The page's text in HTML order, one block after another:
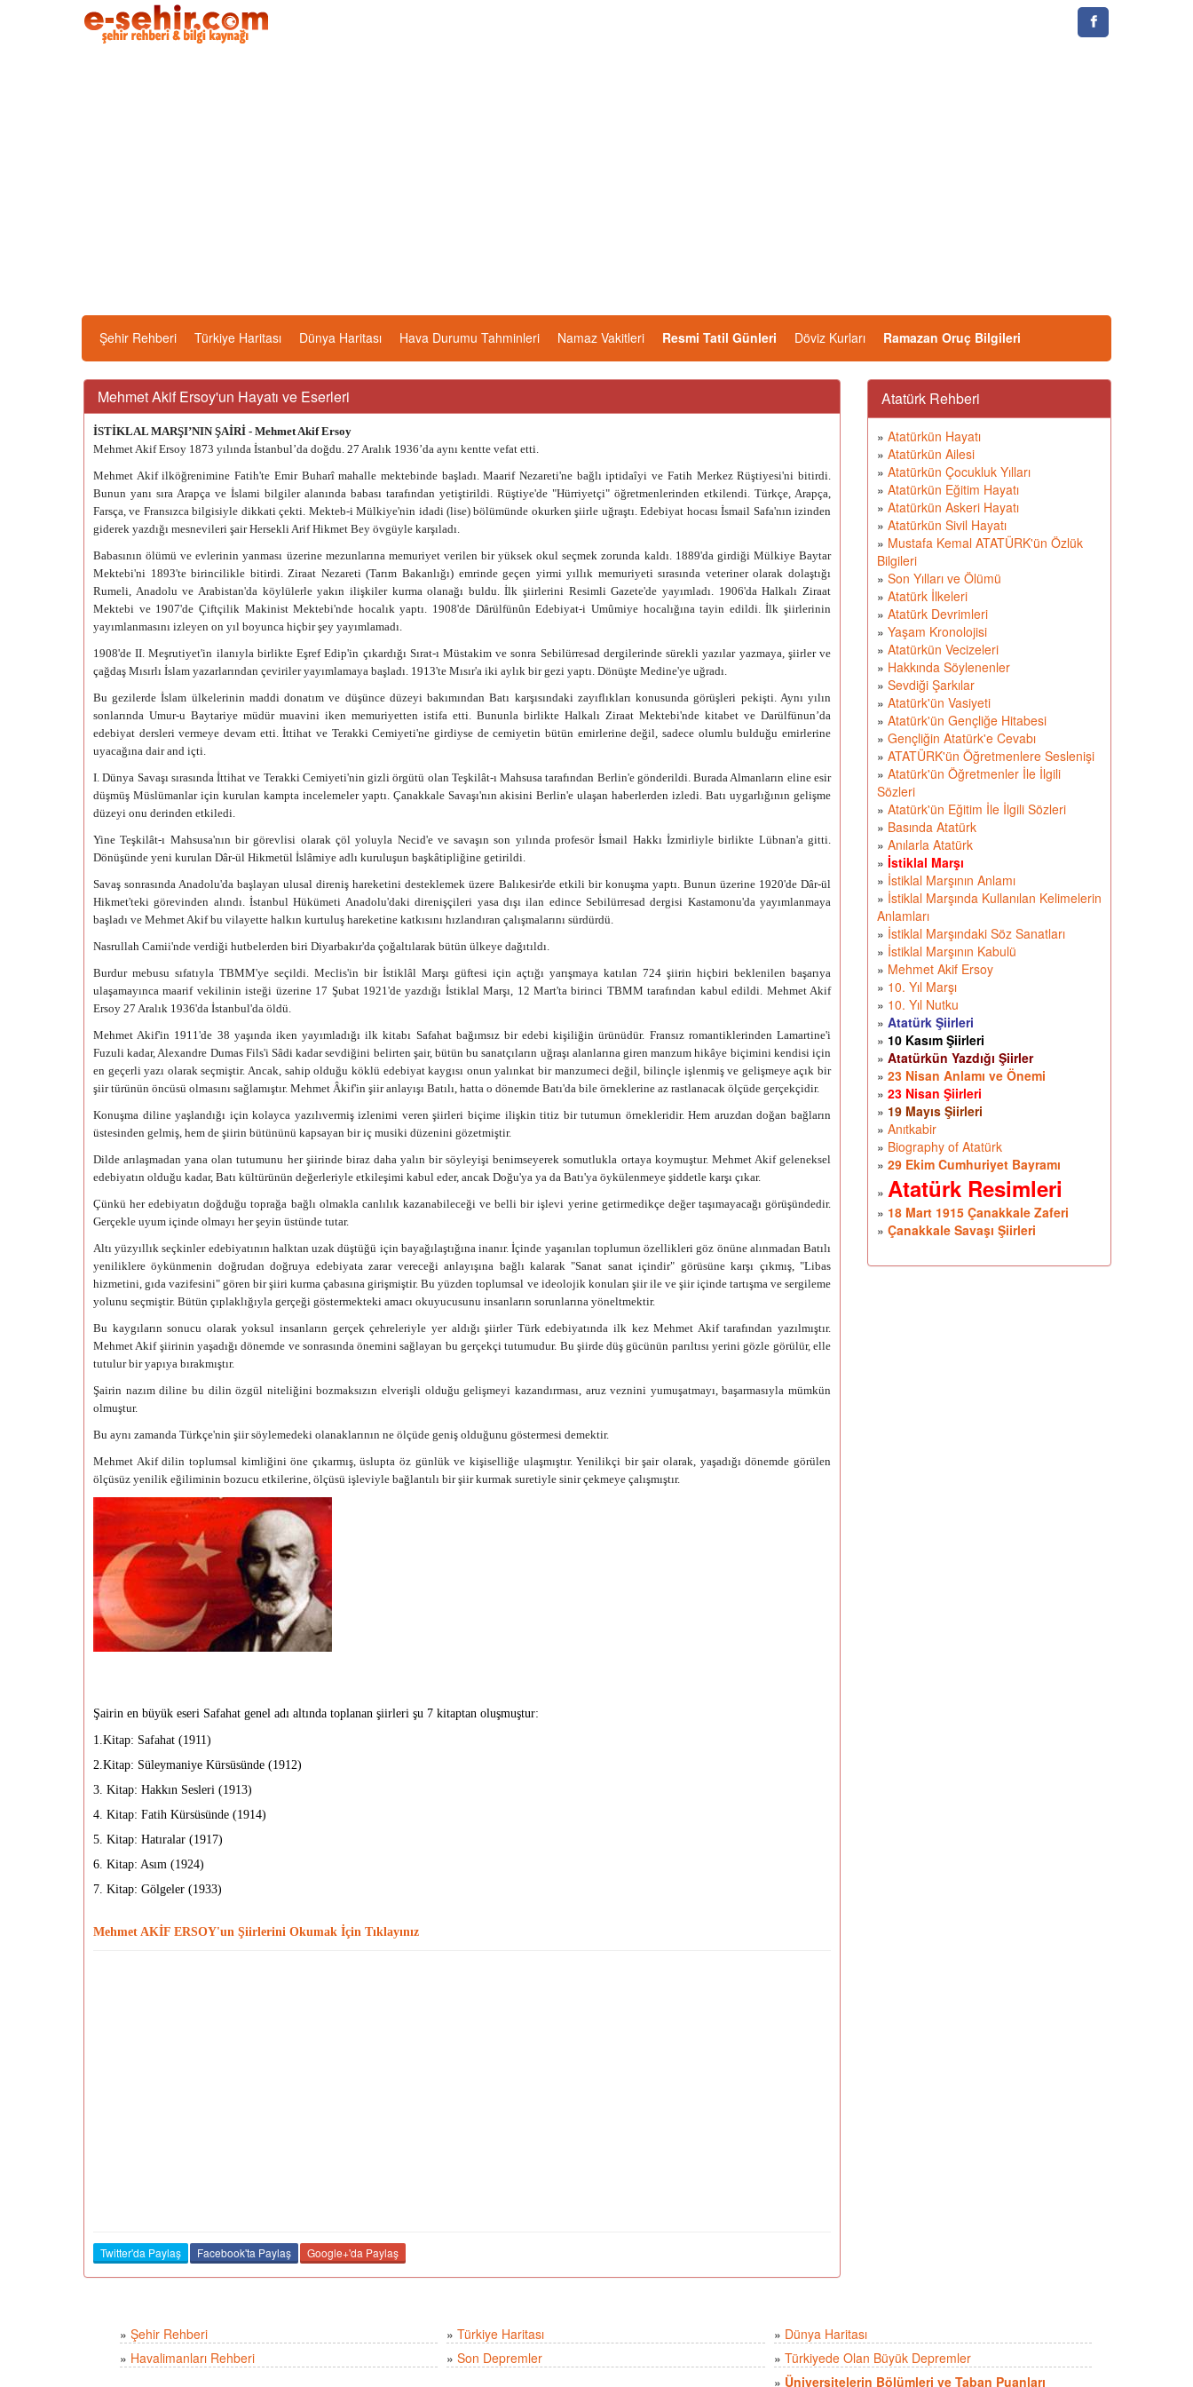
Şehir Rehberi Türkiye Haritası Dünya Haritası Hava Durumu Tahminleri Namaz Vakitleri Resmi Tatil Günleri Döviz Kurları Ramazan Oruç Bilgileri
Mehmet Akif Ersoy'un Hayatı ve Eserleri
İSTİKLAL MARŞI’NIN ŞAİRİ - Mehmet Akif Ersoy
Mehmet Akif Ersoy 1873 yılında İstanbul’da doğdu. 27 Aralık 1936’da aynı kentte vefat etti.
Mehmet Akif ilköğrenimine Fatih'te Emir Buharî mahalle mektebinde başladı. Maarif Nezareti'ne bağlı iptidaîyi ve Fatih Merkez Rüştiyesi'ni bitirdi.
Bunun yanı sıra Arapça ve İslami bilgiler alanında babası tarafından yetiştirildi. Rüştiye'de "Hürriyetçi" öğretmenlerinden etkilendi. Türkçe, Arapça,
Farsça, ve Fransızca bilgisiyle dikkati çekti. Mekteb-i Mülkiye'nin idadi (lise) bölümünde okurken şiirle uğraştı. Edebiyat hocası İsmail Safa'nın izinden
giderek yazdığı mesnevileri şair Hersekli Arif Hikmet Bey övgüyle karşıladı.
Babasının ölümü ve evlerinin yanması üzerine mezunlarına memuriyet verilen bir yüksek okul seçmek zorunda kaldı. 1889'da girdiği Mülkiye Baytar
Mektebi'ni 1893'te birincilikle bitirdi. Ziraat Nezareti (Tarım Bakanlığı) emrinde geçen yirmi yıllık memuriyeti sırasında veteriner olarak dolaştığı
Rumeli, Anadolu ve Arabistan'da köylülerle yakın ilişkiler kurma olanağı buldu. İlk şiirlerini Resimli Gazete'de yayımladı. 1906'da Halkalı Ziraat
Mektebi ve 1907'de Çiftçilik Makinist Mektebi'nde hocalık yaptı. 1908'de Dârülfünûn Edebiyat-i Umûmiye hocalığına tayin edildi. İlk şiirlerinin
yayımlanmasını izleyen on yıl boyunca hiçbir şey yayımlamadı.
1908'de II. Meşrutiyet'in ilanıyla birlikte Eşref Edip'in çıkardığı Sırat-ı Müstakim ve sonra Sebilürresad dergilerinde sürekli yazılar yazmaya, şiirler ve
çağdaş Mısırlı İslam yazarlarından çeviriler yayımlamaya başladı. 1913'te Mısır'a iki aylık bir gezi yaptı. Dönüşte Medine'ye uğradı.
Bu gezilerde İslam ülkelerinin maddi donatım ve düşünce düzeyi bakımından Batı karşısındaki zayıflıkları konusunda görüşleri pekişti. Aynı yılın
sonlarında Umur-u Baytariye müdür muavini iken memuriyetten istifa etti. Bununla birlikte Halkalı Ziraat Mektebi'nde kitabet ve Darülfünun’da
edebiyat dersleri vermeye devam etti. İttihat ve Terakki Cemiyeti'ne girdiyse de cemiyetin bütün emirlerine değil, sadece olumlu bulduğu emirlerine
uyacağına dair and içti.
I. Dünya Savaşı sırasında İttihat ve Terakki Cemiyeti'nin gizli örgütü olan Teşkilât-ı Mahsusa tarafından Berlin'e gönderildi. Burada Almanların eline esir
düşmüş Müslümanlar için kurulan kampta incelemeler yaptı. Çanakkale Savaşı'nın akisini Berlin'e ulaşan haberlerden izledi. Batı uygarlığının gelişme
düzeyi onu derinden etkiledi.
Yine Teşkilât-ı Mahsusa'nın bir görevlisi olarak çöl yoluyla Necid'e ve savaşın son yılında profesör İsmail Hakkı İzmirliyle birlikte Lübnan'a gitti.
Dönüşünde yeni kurulan Dâr-ül Hikmetül İslâmiye adlı kuruluşun başkâtipliğine getirildi.
Savaş sonrasında Anadolu'da başlayan ulusal direniş hareketini desteklemek üzere Balıkesir'de etkili bir konuşma yaptı. Bunun üzerine 1920'de Dâr-ül
Hikmet'teki görevinden alındı. İstanbul Hükümeti Anadolu'daki direnişçileri yasa dışı ilan edince Sebilürresad dergisi Kastamonu'da yayımlanmaya
başladı ve Mehmet Akif bu vilayette halkın kurtuluş hareketine katkısını hızlandıran çalışmalarını sürdürdü.
Nasrullah Camii'nde verdiği hutbelerden biri Diyarbakır'da çoğaltılarak bütün ülkeye dağıtıldı.
Burdur mebusu sıfatıyla TBMM'ye seçildi. Meclis'in bir İstiklâl Marşı güftesi için açtığı yarışmaya katılan 724 şiirin hiçbiri beklenilen başarıya
ulaşamayınca maarif vekilinin isteği üzerine 17 Şubat 1921'de yazdığı İstiklal Marşı, 12 Mart'ta birinci TBMM tarafından kabul edildi. Mehmet Akif
Ersoy 27 Aralık 1936'da İstanbul'da öldü.
Mehmet Akif'in 1911'de 38 yaşında iken yayımladığı ilk kitabı Safahat bağımsız bir edebi kişiliğin ürünüdür. Fransız romantiklerinden Lamartine'i
Fuzuli kadar, Alexandre Dumas Fils'i Sâdi kadar sevdiğini belirten şair, bütün bu sanatçıların uğraşı alanlarına giren manzum hikâye biçimini kendisi için
en geçerli yazı olarak seçmiştir. Ancak, sahip olduğu köklü edebiyat kaygısı onun yalınkat bir manzumeci değil, bilinçle işlenmiş ve gelişmeye açık bir
şiir türünün öncüsü olmasını sağlamıştır. Mehmet Âkif'in şiir anlayışı Batılı, hatta o dönemde Batı'da bile örneklerine az rastlanacak ölçüde gerçekçidir.
Konuşma diline yaşlandığı için kolayca yazılıvermiş izlenimi veren şiirleri biçime ilişkin titiz bir tutumun örnekleridir. Hem aruzdan doğan bağların
üstesinden gelmiş, hem de şiirin bütününü kapsayan bir iç musiki düzenini gözetmiştir.
Dilde arılaşmadan yana olan tutumunu her şiirinde biraz daha yalın bir söyleyişi benimseyerek somutlukla ortaya koymuştur. Mehmet Akif geleneksel
edebiyatın olduğu kadar, Batı kültürünün değerleriyle etkileşimi kabul eder, ancak Doğu'ya ya da Batı'ya öykülenmeye şiddetle karşı çıkar.
Çünkü her edebiyatın doğduğu toprağa bağlı olmakla canlılık kazanabileceği ve belli bir işlevi yerine getirmedikçe değer taşımayacağı görüşündedir.
Gerçekle uyum içinde olmayı her şeyin üstünde tutar.
Altı yüzyıllık seçkinler edebiyatının halktan uzak düştüğü için bayağılaştığına inanır. İçinde yaşanılan toplumun özellikleri göz önüne alınmadan Batılı
yeniliklere öykünmenin doğrudan doğruya edebiyata zarar vereceği anlayışına bağlı kalarak "Sanat sanat içindir" görüsüne karşı çıkmış, "Libas
hizmetini, gıda vazifesini" gören bir şiiri kurma çabasına girişmiştir. Bu yüzden toplumsal ve ideolojik konuları şiir ile ve şiir içinde tartışma ve sergileme
yolunu seçmiştir. Bütün çıplaklığıyla gerçeği göstermekteki amacı okuyucusunu insanların sorunlarına yöneltmektir.
Bu kaygıların sonucu olarak yoksul insanların gerçek çehreleriyle yer aldığı şiirler Türk edebiyatında ilk kez Mehmet Akif tarafından yazılmıştır.
Mehmet Akif şiirinin yaşadığı dönemde ve sonrasında önemini sağlayan bu gerçekçi tutumudur. Bu şiirde düş gücünün parıltısı yerini gözle görülür, elle
tutulur bir yapıya bırakmıştır.
Şairin nazım diline bu dilin özgül niteliğini bozmaksızın elverişli olduğu gelişmeyi kazandırması, aruz veznini yumuşatmayı, başarmasıyla mümkün
olmuştur.
Bu aynı zamanda Türkçe'nin şiir söylemedeki olanaklarının ne ölçüde geniş olduğunu göstermesi demektir.
Mehmet Akif dilin toplumsal kimliğini öne çıkarmış, üslupta öz günlük ve kişiselliğe ulaşmıştır. Yenilikçi bir şair olarak, yaşadığı dönemde görülen
ölçüsüz yenilik eğiliminin bozucu etkilerine, ölçüsü işleviyle bağlantılı bir şiir kurmak suretiyle sinir çekmeye çalışmıştır.
Şairin en büyük eseri Safahat genel adı altında toplanan şiirleri şu 7 kitaptan oluşmuştur:
1.Kitap: Safahat (1911)
2.Kitap: Süleymaniye Kürsüsünde (1912)
3. Kitap: Hakkın Sesleri (1913)
4. Kitap: Fatih Kürsüsünde (1914)
5. Kitap: Hatıralar (1917)
6. Kitap: Asım (1924)
7. Kitap: Gölgeler (1933)
Mehmet AKİF ERSOY'un Şiirlerini Okumak İçin Tıklayınız
Twitter'da Paylaş Facebook'ta Paylaş Google+'da Paylaş
Atatürk Rehberi
» Atatürkün Hayatı
» Atatürkün Ailesi
» Atatürkün Çocukluk Yılları
» Atatürkün Eğitim Hayatı
» Atatürkün Askeri Hayatı
» Atatürkün Sivil Hayatı
» Mustafa Kemal ATATÜRK'ün Özlük
Bilgileri
» Son Yılları ve Ölümü
» Atatürk İlkeleri
» Atatürk Devrimleri
» Yaşam Kronolojisi
» Atatürkün Vecizeleri
» Hakkında Söylenenler
» Sevdiği Şarkılar
» Atatürk'ün Vasiyeti
» Atatürk'ün Gençliğe Hitabesi
» Gençliğin Atatürk'e Cevabı
» ATATÜRK'ün Öğretmenlere Seslenişi
» Atatürk'ün Öğretmenler İle İlgili
Sözleri
» Atatürk'ün Eğitim İle İlgili Sözleri
» Basında Atatürk
» Anılarla Atatürk
» İstiklal Marşı
» İstiklal Marşının Anlamı
» İstiklal Marşında Kullanılan Kelimelerin
Anlamları
» İstiklal Marşındaki Söz Sanatları
» İstiklal Marşının Kabulü
» Mehmet Akif Ersoy
» 10. Yıl Marşı
» 10. Yıl Nutku
» Atatürk Şiirleri
» 10 Kasım Şiirleri
» Atatürkün Yazdığı Şiirler
» 23 Nisan Anlamı ve Önemi
» 23 Nisan Şiirleri
» 19 Mayıs Şiirleri
» Anıtkabir
» Biography of Atatürk
» 29 Ekim Cumhuriyet Bayramı
» Atatürk Resimleri
» 18 Mart 1915 Çanakkale Zaferi
» Çanakkale Savaşı Şiirleri
» Şehir Rehberi » Türkiye Haritası » Dünya Haritası
» Havalimanları Rehberi » Son Depremler » Türkiyede Olan Büyük Depremler
» Üniversitelerin Bölümleri ve Taban Puanları